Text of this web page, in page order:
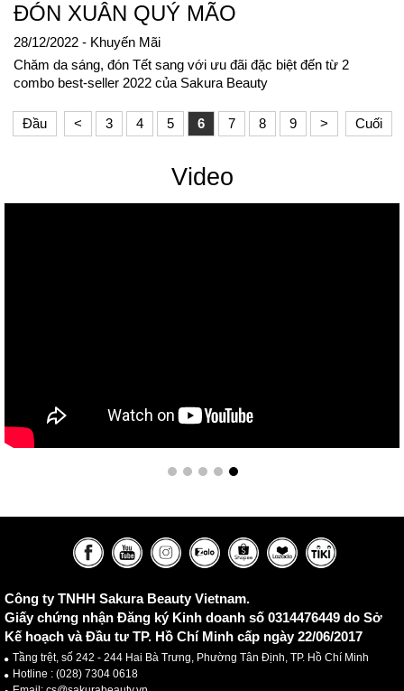
ĐÓN XUÂN QUÝ MÃO
28/12/2022 - Khuyến Mãi
Chăm da sáng, đón Tết sang với ưu đãi đặc biệt đến từ 2
combo best-seller 2022 của Sakura Beauty
Đầu < 3 4 5 6 7 8 9 > Cuối
Video
Công ty TNHH Sakura Beauty Vietnam.
Giấy chứng nhận Đăng ký Kinh doanh số 0314476449 do Sở
Kế hoạch và Đầu tư TP. Hồ Chí Minh cấp ngày 22/06/2017
Tầng trệt, số 242 - 244 Hai Bà Trưng, Phường Tân Định, TP. Hồ Chí Minh
Hotline : (028) 7304 0618